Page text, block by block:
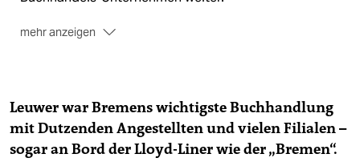
mehr anzeigen
und auch die Schwachhauser Villa von Carl Emil
Spiegel, der „Leuwer“ 1933 übernahm. Spiegel, der in
ganz Bremen Kunstwerke und Bibliotheken aus
jüdischem Besitz zum Altpapierpreis aufkaufte,
Leuwer war Bremens wichtigste Buchhandlung
mit Dutzenden Angestellten und vielen Filialen –
sogar an Bord der Lloyd-Liner wie der „Bremen“.